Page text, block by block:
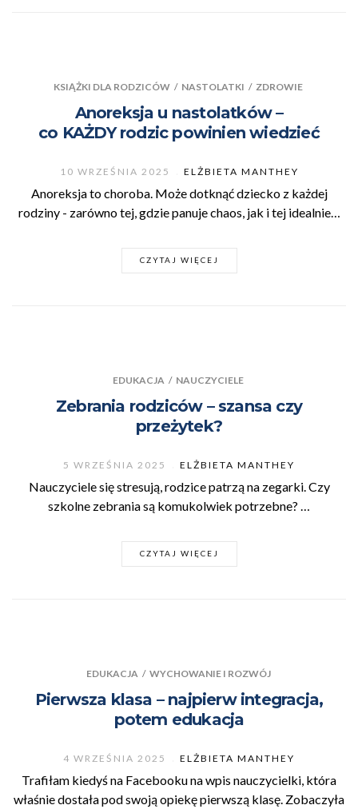
KSIĄŻKI DLA RODZICÓW / NASTOLATKI / ZDROWIE
Anoreksja u nastolatków –
co KAŻDY rodzic powinien wiedzieć
10 WRZEŚNIA 2025 ELŻBIETA MANTHEY
Anoreksja to choroba. Może dotknąć dziecko z każdej
rodziny - zarówno tej, gdzie panuje chaos, jak i tej idealnie…
CZYTAJ WIĘCEJ
EDUKACJA / NAUCZYCIELE
Zebrania rodziców – szansa czy
przeżytek?
5 WRZEŚNIA 2025 ELŻBIETA MANTHEY
Nauczyciele się stresują, rodzice patrzą na zegarki. Czy
szkolne zebrania są komukolwiek potrzebne? …
CZYTAJ WIĘCEJ
EDUKACJA / WYCHOWANIE I ROZWÓJ
Pierwsza klasa – najpierw integracja,
potem edukacja
4 WRZEŚNIA 2025 ELŻBIETA MANTHEY
Trafiłam kiedyś na Facebooku na wpis nauczycielki, która
właśnie dostała pod swoją opiekę pierwszą klasę. Zobaczyła